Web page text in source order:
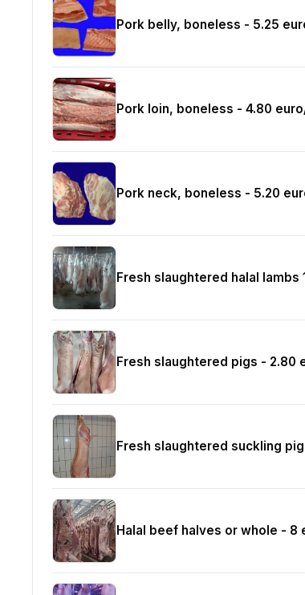
Pork belly, boneless - 5.25
Pork loin, boneless - 4.80
Pork neck, boneless - 5.20
Fresh slaughtered halal lambs
Fresh slaughtered pigs - 2.80
Fresh slaughtered suckling
Halal beef halves or whole - 8